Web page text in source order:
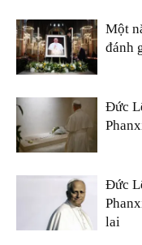
Một
đánh
Đức
Đức
lai